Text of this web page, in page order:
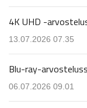
4K UHD -
13.07.2026 07.35
Blu-ray-
06.07.2026 09.01